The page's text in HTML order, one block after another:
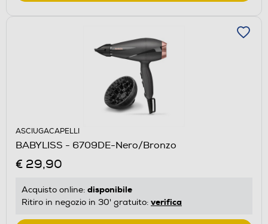
ASCIUGACAPELLI
BABYLISS - 6709DE-Nero/Bronzo
€ 29,90
Acquisto online: disponibile
Ritiro in negozio in 30' gratuito: verifica